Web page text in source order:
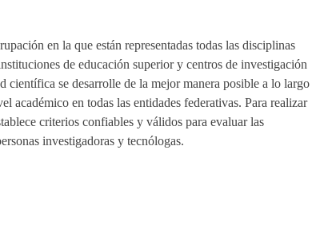
en la que están representadas todas las disciplinas
de educación superior y centros de investigación
se desarrolle de la mejor manera posible a lo largo
académico en todas las entidades federativas. Para realizar
criterios confiables y válidos para evaluar las
investigadoras y tecnólogas.